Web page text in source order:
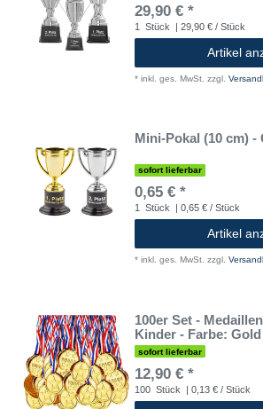
29,90 € *
1 Stück | 29,90 € / Stück
Artikel
* inkl. ges. MwSt. zzgl.
Mini-Pokal (10 cm)
sofort lieferbar
0,65 € *
1 Stück | 0,65 € / Stück
Artikel
* inkl. ges. MwSt. zzgl.
100er Set -
Kinder - Farbe: Gold
sofort lieferbar
12,90 € *
100 Stück | 0,13 € / Stück